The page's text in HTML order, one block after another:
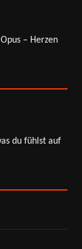
– Herzen
du fühlst auf